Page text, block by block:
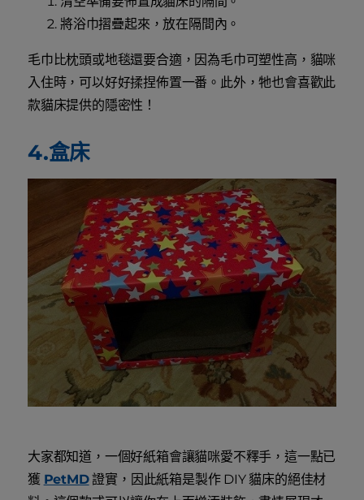
將浴巾摺疊起來，放在隔間內。
毛巾比枕頭或地毯還要合適，因為毛巾可塑性高，貓咪
入住時，可以好好揉捏佈置一番。此外，牠也會喜歡此
款貓床提供的隱密性！
4.盒床
大家都知道，一個好紙箱會讓貓咪愛不釋手，這一點已
獲 PetMD證實，因此紙箱是製作 DIY 貓床的絕佳材